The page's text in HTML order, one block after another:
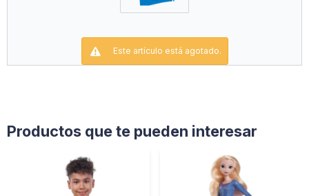
Este artículo está agotado.
Productos que te pueden interesar